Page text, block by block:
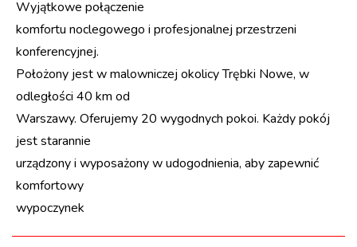
Wyjątkowe połączenie
komfortu noclegowego i profesjonalnej przestrzeni
konferencyjnej.
Położony jest w malowniczej okolicy Trębki Nowe, w
odległości 40 km od
Warszawy. Oferujemy 20 wygodnych pokoi. Każdy pokój
jest starannie
urządzony i wyposażony w udogodnienia, aby zapewnić
komfortowy
wypoczynek